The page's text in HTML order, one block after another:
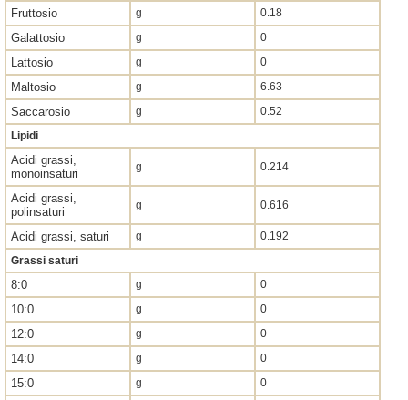
Fruttosio g 0.18
Galattosio g 0
Lattosio g 0
Maltosio g 6.63
Saccarosio g
0.52
Lipidi
Acidi grassi,
monoinsaturi
g 0.214
Acidi grassi,
polinsaturi
g 0.616
Acidi grassi, saturi g
0.192
Grassi saturi
8:0 g 0
10:0 g 0
12:0 g 0
14:0 g 0
15:0 g 0